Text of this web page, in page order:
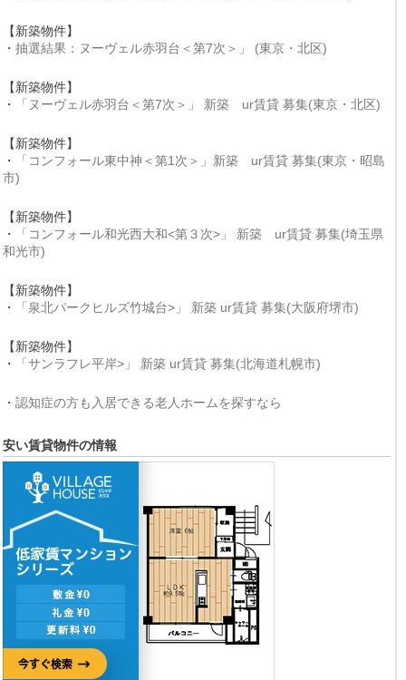
【新築物件】
・ 抽選結果：ヌーヴェル赤羽台＜第7次＞」 (東京・北区)
【新築物件】
・
「ヌーヴェル赤羽台＜第7次＞」 新築 ur賃貸 募集(東京・北区)
【新築物件】
・
「コンフォール東中神＜第1次＞」新築 ur賃貸 募集(東京・昭島
市)
【新築物件】
・
「コンフォール和光西大和<第３次>」 新築 ur賃貸 募集(埼玉県
和光市)
【新築物件】
・
「泉北パークヒルズ竹城台>」 新築 ur賃貸 募集(大阪府堺市)
【新築物件】
・
「サンラフレ平岸>」 新築 ur賃貸 募集(北海道札幌市)
・ 認知症の方も入居できる老人ホームを探すなら
安い賃貸物件の情報